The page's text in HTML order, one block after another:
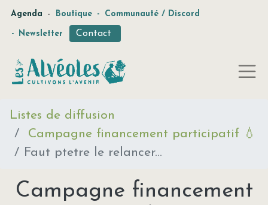
Agenda - Boutique - Communauté / Discord
- Newsletter Contact
Listes de diffusion
Campagne financement participatif 💧
Faut ptetre le relancer...
Campagne financement